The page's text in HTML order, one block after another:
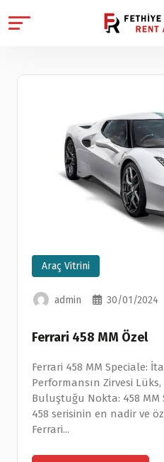
Araç Vitrini
admin 30/01/2024
Ferrari 458 MM Özel
Ferrari 458 MM Speciale:
Performansın Zirvesi Lüks,
Buluştuğu Nokta: 458 MM
458 serisinin en nadir ve
Ferrari...